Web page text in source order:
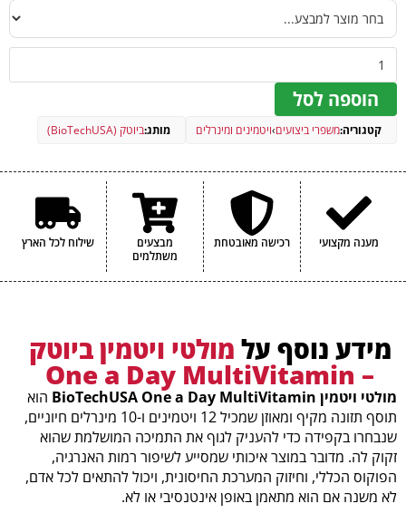
הוספה לסל
קטגוריה:משפרי ביצועים›ויטמינים ומינרלים מותג:ביוטק (BioTechUSA)
מענה מקצועי רכישה מאובטחת
מבצעים
משתלמים
שילוח לכל הארץ
מידע נוסף על מולטי ויטמין ביוטק
– One a Day MultiVitamin
מולטי ויטמין BioTechUSA One a Day MultiVitamin
הוא
תוסף תזונה מקיף ומאוזן שמכיל 12 ויטמינים ו-10 מינרלים חיוניים,
שנבחרו בקפידה כדי להעניק לגוף את התמיכה המושלמת שהוא
זקוק לה. מדובר במוצר איכותי שמסייע לשיפור רמות האנרגיה,
הפוקוס הכללי, וחיזוק המערכת החיסונית, ויכול להתאים לכל אדם,
לא משנה אם הוא מתאמן באופן אינטנסיבי או לא.